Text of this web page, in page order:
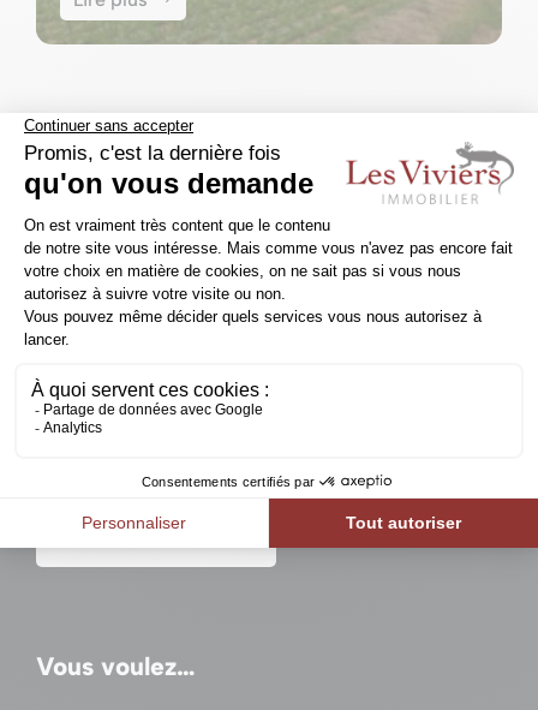
Un projet immobilier en
Contactez-nous
Vous voulez…